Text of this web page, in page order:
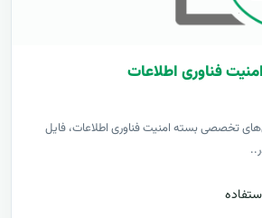
فناوری اطلاعات
تخصصی بسته امنیت فناوری اطلاعات، فایل